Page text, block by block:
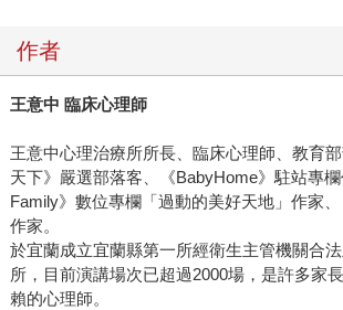
作者
王意中 臨床心理師
王意中心理治療所所長、臨床心理師、教育
天下》嚴選部落客、《BabyHome》駐站專
Family》數位專欄「過動的美好天地」作家
作家。
於宜蘭成立宜蘭縣第一所經衛生主管機關合
所，目前演講場次已超過2000場，是許多家
賴的心理師。